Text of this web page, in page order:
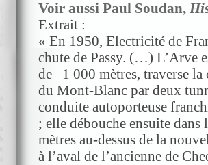
Voir aussi Paul Soudan,
Extrait :
« En 1950, Electricité de
chute de Passy. (…) L’Arve
de 1 000 mètres, traverse la
du Mont-Blanc par deux
conduite autoporteuse
; elle débouche ensuite
mètres au-dessus de la
à l’aval de l’ancienne de